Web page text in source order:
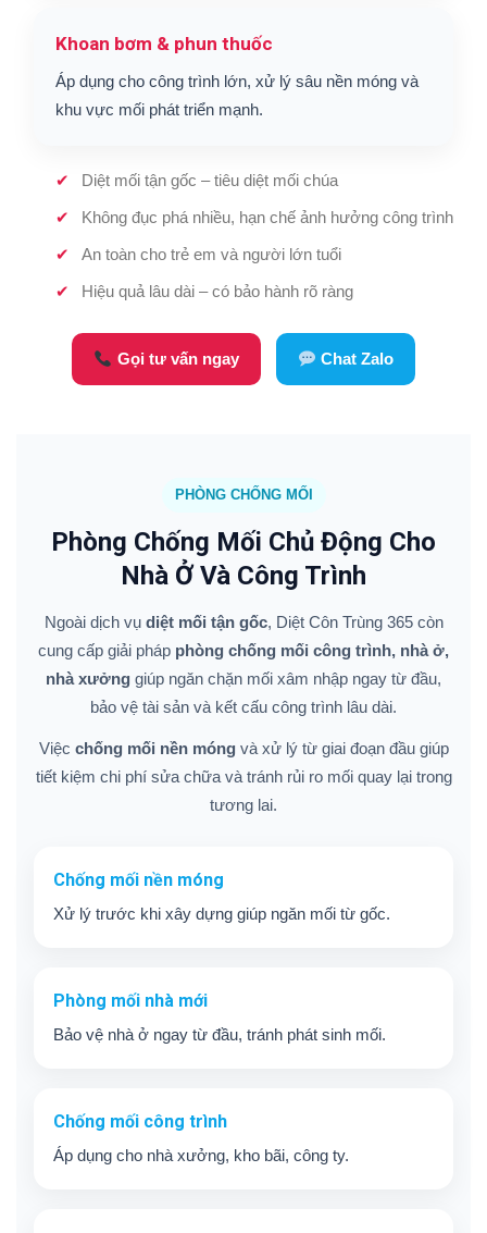
Khoan bơm & phun thuốc
Áp dụng cho công trình lớn, xử lý sâu nền móng và
khu vực mối phát triển mạnh.
Diệt mối tận gốc – tiêu diệt mối chúa
Không đục phá nhiều, hạn chế ảnh hưởng công trình
An toàn cho trẻ em và người lớn tuổi
Hiệu quả lâu dài – có bảo hành rõ ràng
Gọi tư vấn ngay Chat Zalo
PHÒNG CHỐNG MỐI
Phòng Chống Mối Chủ Động Cho
Nhà Ở Và Công Trình
Ngoài dịch vụ diệt mối tận gốc, Diệt Côn Trùng 365 còn
cung cấp giải pháp phòng chống mối công trình, nhà ở,
nhà xưởng giúp ngăn chặn mối xâm nhập ngay từ đầu,
bảo vệ tài sản và kết cấu công trình lâu dài.
Việc chống mối nền móngvà xử lý từ giai đoạn đầu giúp
tiết kiệm chi phí sửa chữa và tránh rủi ro mối quay lại trong
tương lai.
Chống mối nền móng
Xử lý trước khi xây dựng giúp ngăn mối từ gốc.
Phòng mối nhà mới
Bảo vệ nhà ở ngay từ đầu, tránh phát sinh mối.
Chống mối công trình
Áp dụng cho nhà xưởng, kho bãi, công ty.